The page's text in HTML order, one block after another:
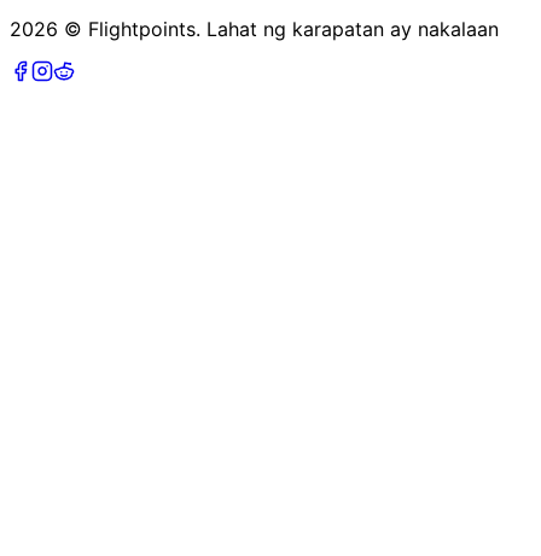
2026 © Flightpoints. Lahat ng karapatan ay nakalaan